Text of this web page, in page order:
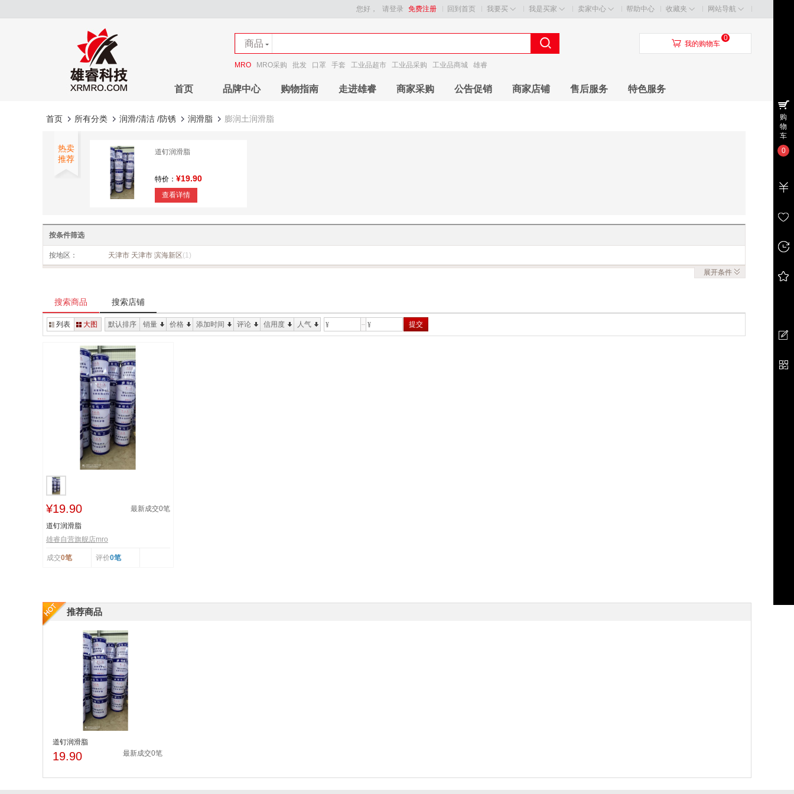
回到首页 我要买 我是买家 卖家中心 帮助中心 收藏夹 网站导航
您好， 请登录 免费注册
商品
店铺
MRO MRO采购 批发 口罩 手套 工业品超市 工业品采购 工业品商城 雄睿
󰃦 我的购物车
0
首页 品牌中心 购物指南 走进雄睿 商家采购 公告促销 商家店铺 售后服务 特色服务
首页 所有分类 润滑/清洁 /防锈 润滑脂 膨润土润滑脂
热卖
推荐
道钉润滑脂
特价： ¥19.90
查看详情
按条件筛选
按地区： 天津市 天津市 滨海新区(1)
展开条件
搜索商品 搜索店铺
列表 大图 默认排序 销量 价格 添加时间 评论 信用度 人气 ¥ ¥ 提交
¥19.90 最新成交0笔
道钉润滑脂
雄睿自营旗舰店mro
成交0笔 评价0笔
推荐商品
道钉润滑脂
19.90 最新成交0笔
购
物
车
0